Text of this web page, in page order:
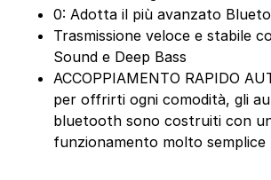
0: Adotta il più avanzato
Trasmissione veloce e stabile
Sound e Deep Bass
ACCOPPIAMENTO RAPIDO
per offrirti ogni comodità, gli
bluetooth sono costruiti con
funzionamento molto semplice